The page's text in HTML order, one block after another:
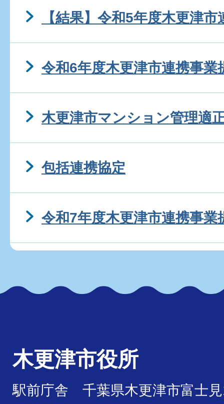
【結果】令和5年度木更津
令和6年度木更津市連携事業
木更津市マンション管理適
包括連携協定
令和7年度木更津市連携事業
木更津市役所
駅前庁舎 千葉県木更津市富士